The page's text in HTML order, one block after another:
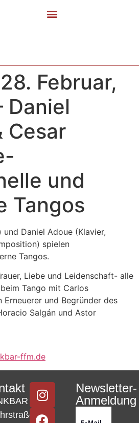
Februar,
Daniel
Cesar
und
Tangos
Daniel Adoue (Klavier,
spielen
Tangos.
Liebe und Leidenschaft- alle
Tango mit Carlos
und Begründer des
Salgán und Astor
ffm.de
Newsletter-
Anmeldung